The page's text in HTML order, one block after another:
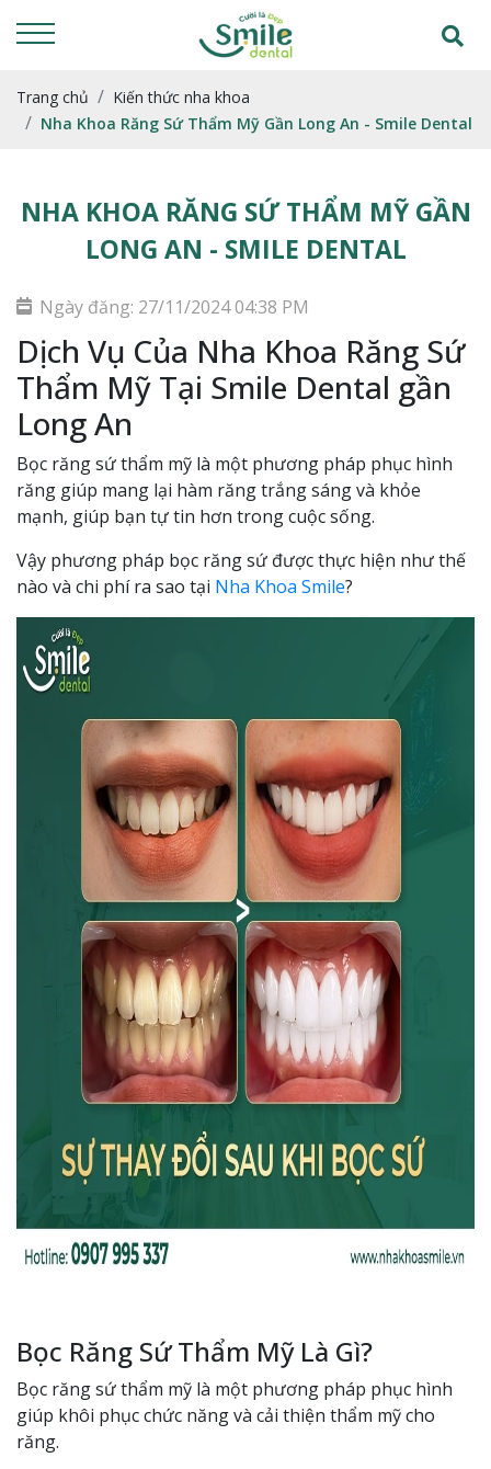
Trang chủ
Kiến thức nha khoa
Nha Khoa Răng Sứ Thẩm Mỹ Gần Long An - Smile Dental
NHA KHOA RĂNG SỨ THẨM MỸ GẦN
LONG AN - SMILE DENTAL
Ngày đăng: 27/11/2024 04:38 PM
Dịch Vụ Của Nha Khoa Răng Sứ
Thẩm Mỹ Tại Smile Dental gần
Long An
Bọc răng sứ thẩm mỹ là một phương pháp phục hình
răng giúp mang lại hàm răng trắng sáng và khỏe
mạnh, giúp bạn tự tin hơn trong cuộc sống.
Vậy phương pháp bọc răng sứ được thực hiện như thế
nào và chi phí ra sao tại Nha Khoa Smile?
Bọc Răng Sứ Thẩm Mỹ Là Gì?
Bọc răng sứ thẩm mỹ là một phương pháp phục hình
giúp khôi phục chức năng và cải thiện thẩm mỹ cho
răng.